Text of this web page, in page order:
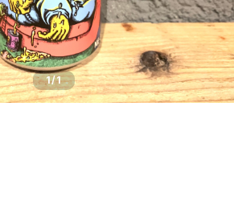
1/1